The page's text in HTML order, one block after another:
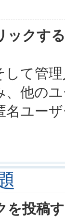
ックす
て管
、他の
名ユー
を投稿